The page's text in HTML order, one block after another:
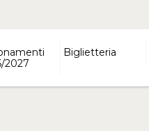
2027
Biglietteria